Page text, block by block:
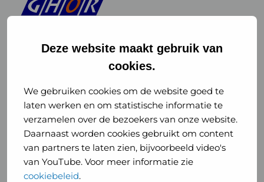
Deze website maakt gebruik van
cookies.
We gebruiken cookies om de website goed te
laten werken en om statistische informatie te
verzamelen over de bezoekers van onze website.
Daarnaast worden cookies gebruikt om content
van partners te laten zien, bijvoorbeeld video's
van YouTube. Voor meer informatie zie
cookiebeleid.
of
GGD
GHOR
Nederland
Instagram
of
GGD
GHOR
Nederland
GGD Reizen op social media
GGD Reizen